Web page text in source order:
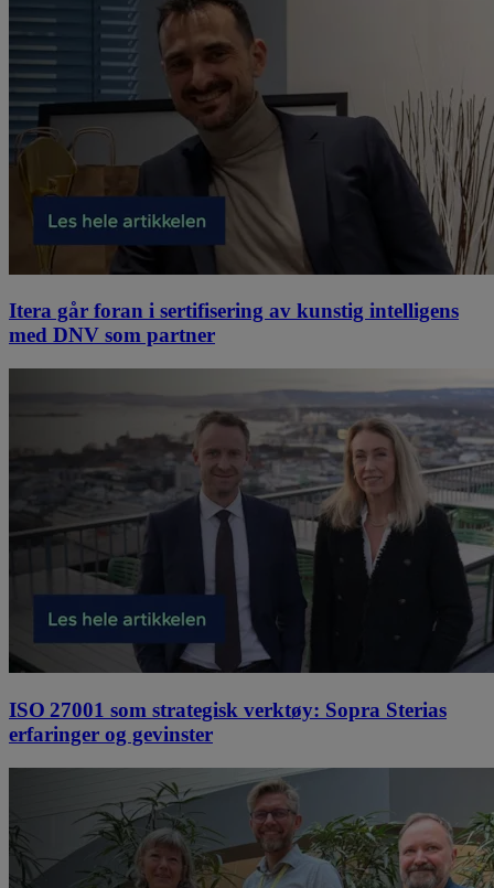
Itera går foran i sertifisering av kunstig intelligens
med DNV som partner
ISO 27001 som strategisk verktøy: Sopra Sterias
erfaringer og gevinster